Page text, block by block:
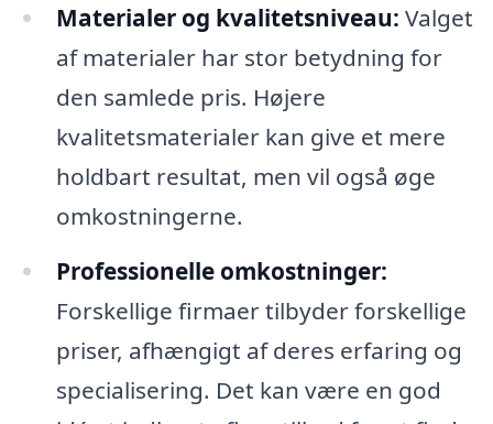
Materialer og kvalitetsniveau: Valget
af materialer har stor betydning for
den samlede pris. Højere
kvalitetsmaterialer kan give et mere
holdbart resultat, men vil også øge
omkostningerne.
Professionelle omkostninger:
Forskellige firmaer tilbyder forskellige
priser, afhængigt af deres erfaring og
specialisering. Det kan være en god